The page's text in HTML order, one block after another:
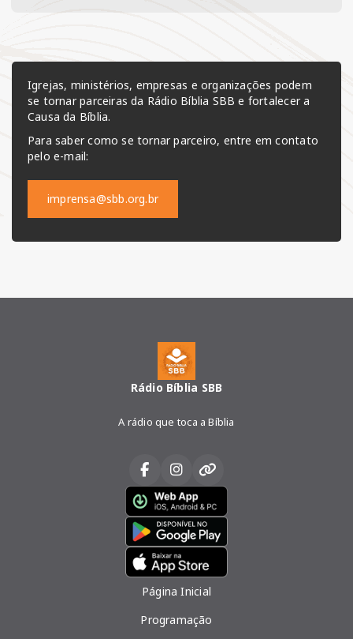
Igrejas, ministérios, empresas e organizações podem
se tornar parceiras da Rádio Bíblia SBB e fortalecer a
Causa da Bíblia.
Para saber como se tornar parceiro, entre em contato
pelo e-mail:
imprensa@sbb.org.br
Rádio Bíblia SBB
A rádio que toca a Bíblia
Página Inicial
Programação